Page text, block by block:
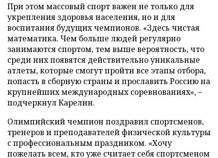
При этом массовый спорт важен не только для
укрепления здоровья населения, но и для
воспитания будущих чемпионов. «Здесь чистая
математика. Чем больше людей регулярно
занимаются спортом, тем выше вероятность, что
среди них появятся действительно уникальные
атлеты, которые смогут пройти все этапы отбора,
попасть в сборную страны и прославить Россию на
крупнейших международных соревнованиях», –
подчеркнул Карелин.
Олимпийский чемпион поздравил спортсменов,
тренеров и преподавателей физической культуры
с профессиональным праздником. «Хочу
пожелать всем, кто уже считает себя спортсменом